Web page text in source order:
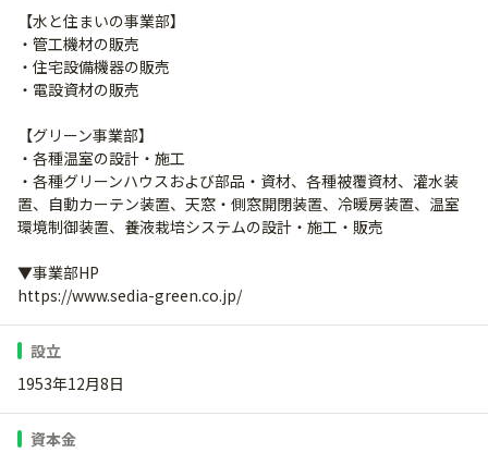
【水と住まいの事業部】
・管工機材の販売
・住宅設備機器の販売
・電設資材の販売
【グリーン事業部】
・各種温室の設計・施工
・各種グリーンハウスおよび部品・資材、各種被覆資材、灌水装
置、自動カーテン装置、天窓・側窓開閉装置、冷暖房装置、温室
環境制御装置、養液栽培システムの設計・施工・販売
▼事業部HP
https://www.sedia-green.co.jp/
設立
1953年12月8日
資本金